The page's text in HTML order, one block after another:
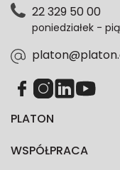
każdym czasie.
zgodność z
PLATON
WSPÓŁPRACA
22 329 50 00
poniedziałek -